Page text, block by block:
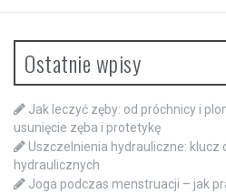
Ostatnie wpisy
Jak leczyć zęby: od próchnicy i
usunięcie zęba i protetykę
Uszczelnienia hydrauliczne:
hydraulicznych
Joga podczas menstruacji – jak